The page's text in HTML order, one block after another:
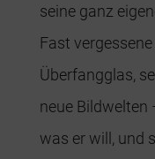
seine ganz
Fast
Überfangglas,
neue
was er will, und